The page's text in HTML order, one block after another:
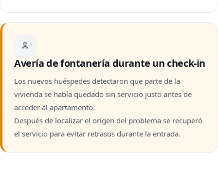
🚿
Avería de fontanería durante un check-in
Los nuevos huéspedes detectaron que parte de la
vivienda se había quedado sin servicio justo antes de
acceder al apartamento.
Después de localizar el origen del problema se recuperó
el servicio para evitar retrasos durante la entrada.